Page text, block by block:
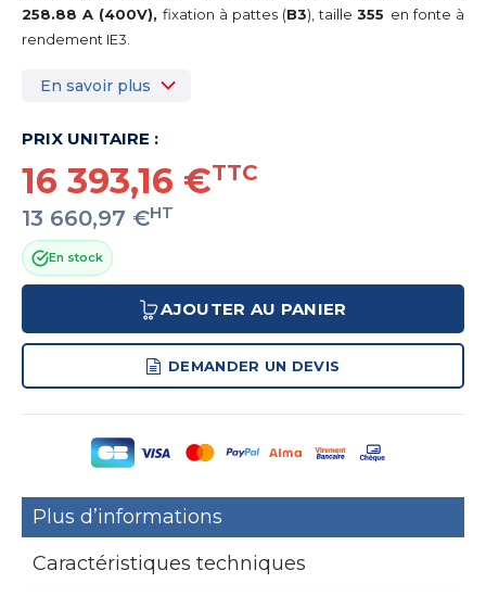
258.88A (400V), fixation à pattes (B3), taille355 en fonte à
rendement IE3.
En savoir plus
PRIX UNITAIRE :
16 393,16 €TTC
13 660,97 €HT
En stock
AJOUTER AU PANIER
DEMANDER UN DEVIS
Plus d’informations
Caractéristiques techniques